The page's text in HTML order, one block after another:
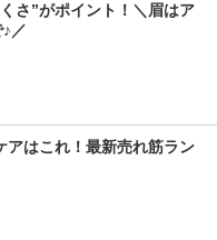
さ”がポイント！＼眉はア
／
アはこれ！最新売れ筋ラン